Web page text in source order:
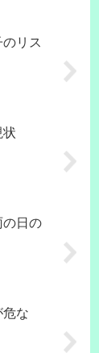
リス
状
の日の
な